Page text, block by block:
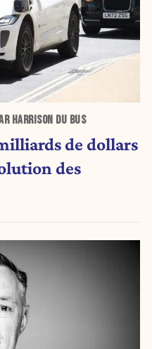
HARRISON DU BUS
de dollars
des